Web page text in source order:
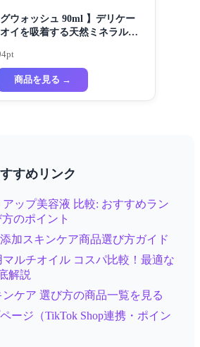
グウォッシュ 90ml 】デリケー
イを吸着する天然ミネラル配
オブガーデンの香り
商品を見る →
すめリンク
ップ美容液 比較: おすすめラン
のポイント
加スキンケア商品選び方ガイド
ルチオイル コスパ比較！最適な
解説
ケア 選び方の商品一覧を見る
ージ（TikTok Shop連携・ポイン